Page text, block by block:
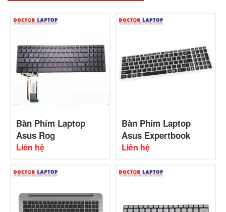
Bàn Phím Laptop
Asus Rog
Liên hệ
Bàn Phím Laptop
Asus Expertbook
Liên hệ